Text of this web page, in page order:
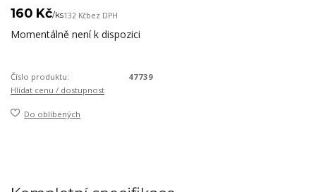
160 Kč/ks132 Kčbez DPH
Momentálně není k dispozici
Číslo produktu:
47739
Hlídat cenu / dostupnost
Do oblíbených